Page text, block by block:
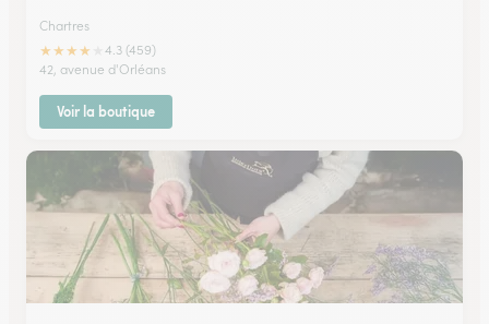
Chartres
★★★★
4.3 (459)
42, avenue d'Orléans
Voir la boutique